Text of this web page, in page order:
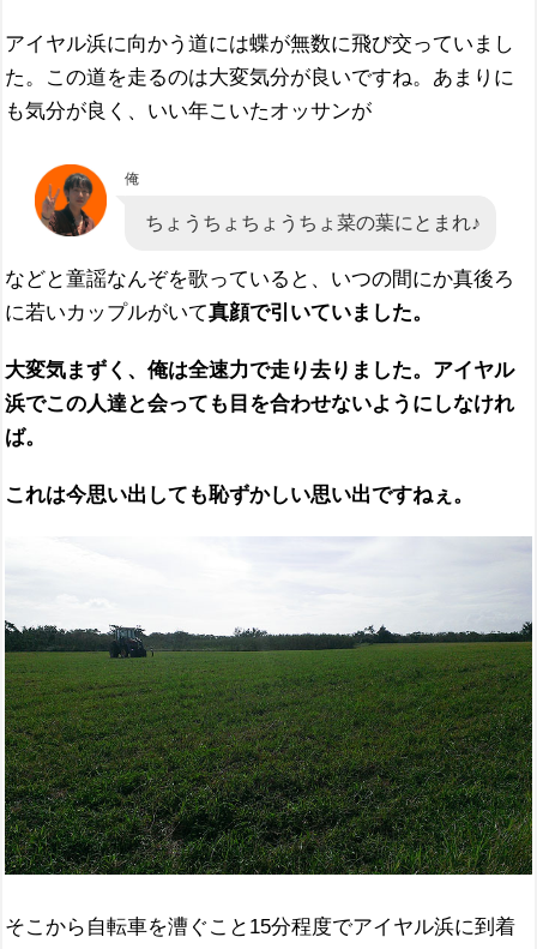
アイヤル浜に向かう道には蝶が無数に飛び交っていまし
た。この道を走るのは大変気分が良いですね。あまりに
も気分が良く、いい年こいたオッサンが
俺
ちょうちょちょうちょ菜の葉にとまれ♪
などと童謡なんぞを歌っていると、いつの間にか真後ろ
に若いカップルがいて真顔で引いていました。
大変気まずく、俺は全速力で走り去りました。アイヤル
浜でこの人達と会っても目を合わせないようにしなけれ
ば。
これは今思い出しても恥ずかしい思い出ですねぇ。
そこから自転車を漕ぐこと15分程度でアイヤル浜に到着